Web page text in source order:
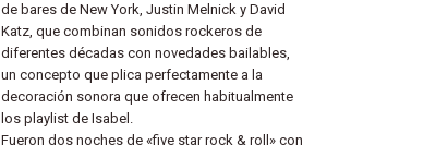
de bares de New York, Justin Melnick y David
Katz, que combinan sonidos rockeros de
diferentes décadas con novedades bailables,
un concepto que plica perfectamente a la
decoración sonora que ofrecen habitualmente
los playlist de Isabel.
Fueron dos noches de «five star rock & roll» con